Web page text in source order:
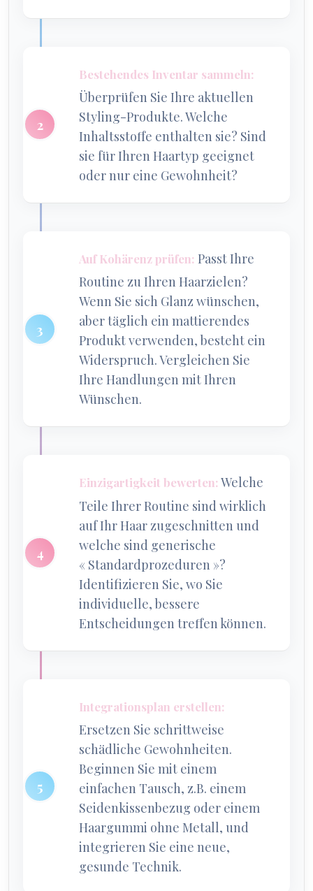
Bestehendes Inventar sammeln:
Überprüfen Sie Ihre aktuellen
Styling-Produkte. Welche
Inhaltsstoffe enthalten sie? Sind
sie für Ihren Haartyp geeignet
oder nur eine Gewohnheit?
Auf Kohärenz prüfen: Passt Ihre
Routine zu Ihren Haarzielen?
Wenn Sie sich Glanz wünschen,
aber täglich ein mattierendes
Produkt verwenden, besteht ein
Widerspruch. Vergleichen Sie
Ihre Handlungen mit Ihren
Wünschen.
Einzigartigkeit bewerten: Welche
Teile Ihrer Routine sind wirklich
auf Ihr Haar zugeschnitten und
welche sind generische
« Standardprozeduren »?
Identifizieren Sie, wo Sie
individuelle, bessere
Entscheidungen treffen können.
Integrationsplan erstellen:
Ersetzen Sie schrittweise
schädliche Gewohnheiten.
Beginnen Sie mit einem
einfachen Tausch, z.B. einem
Seidenkissenbezug oder einem
Haargummi ohne Metall, und
integrieren Sie eine neue,
gesunde Technik.